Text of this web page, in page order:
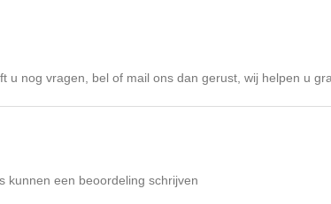
u nog vragen, bel of mail ons dan gerust, wij helpen u
kunnen een beoordeling schrijven